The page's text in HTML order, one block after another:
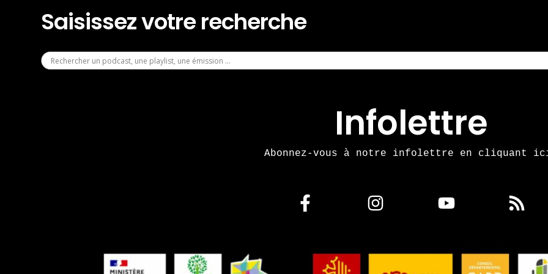
Saisissez votre recherche
Infolettre
Abonnez-vous à notre infolettre en cliquant